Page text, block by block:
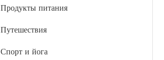
Продукты питания
Путешествия
Спорт и йога